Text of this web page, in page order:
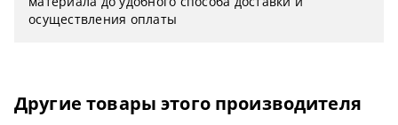
осуществления оплаты
Другие товары этого производителя